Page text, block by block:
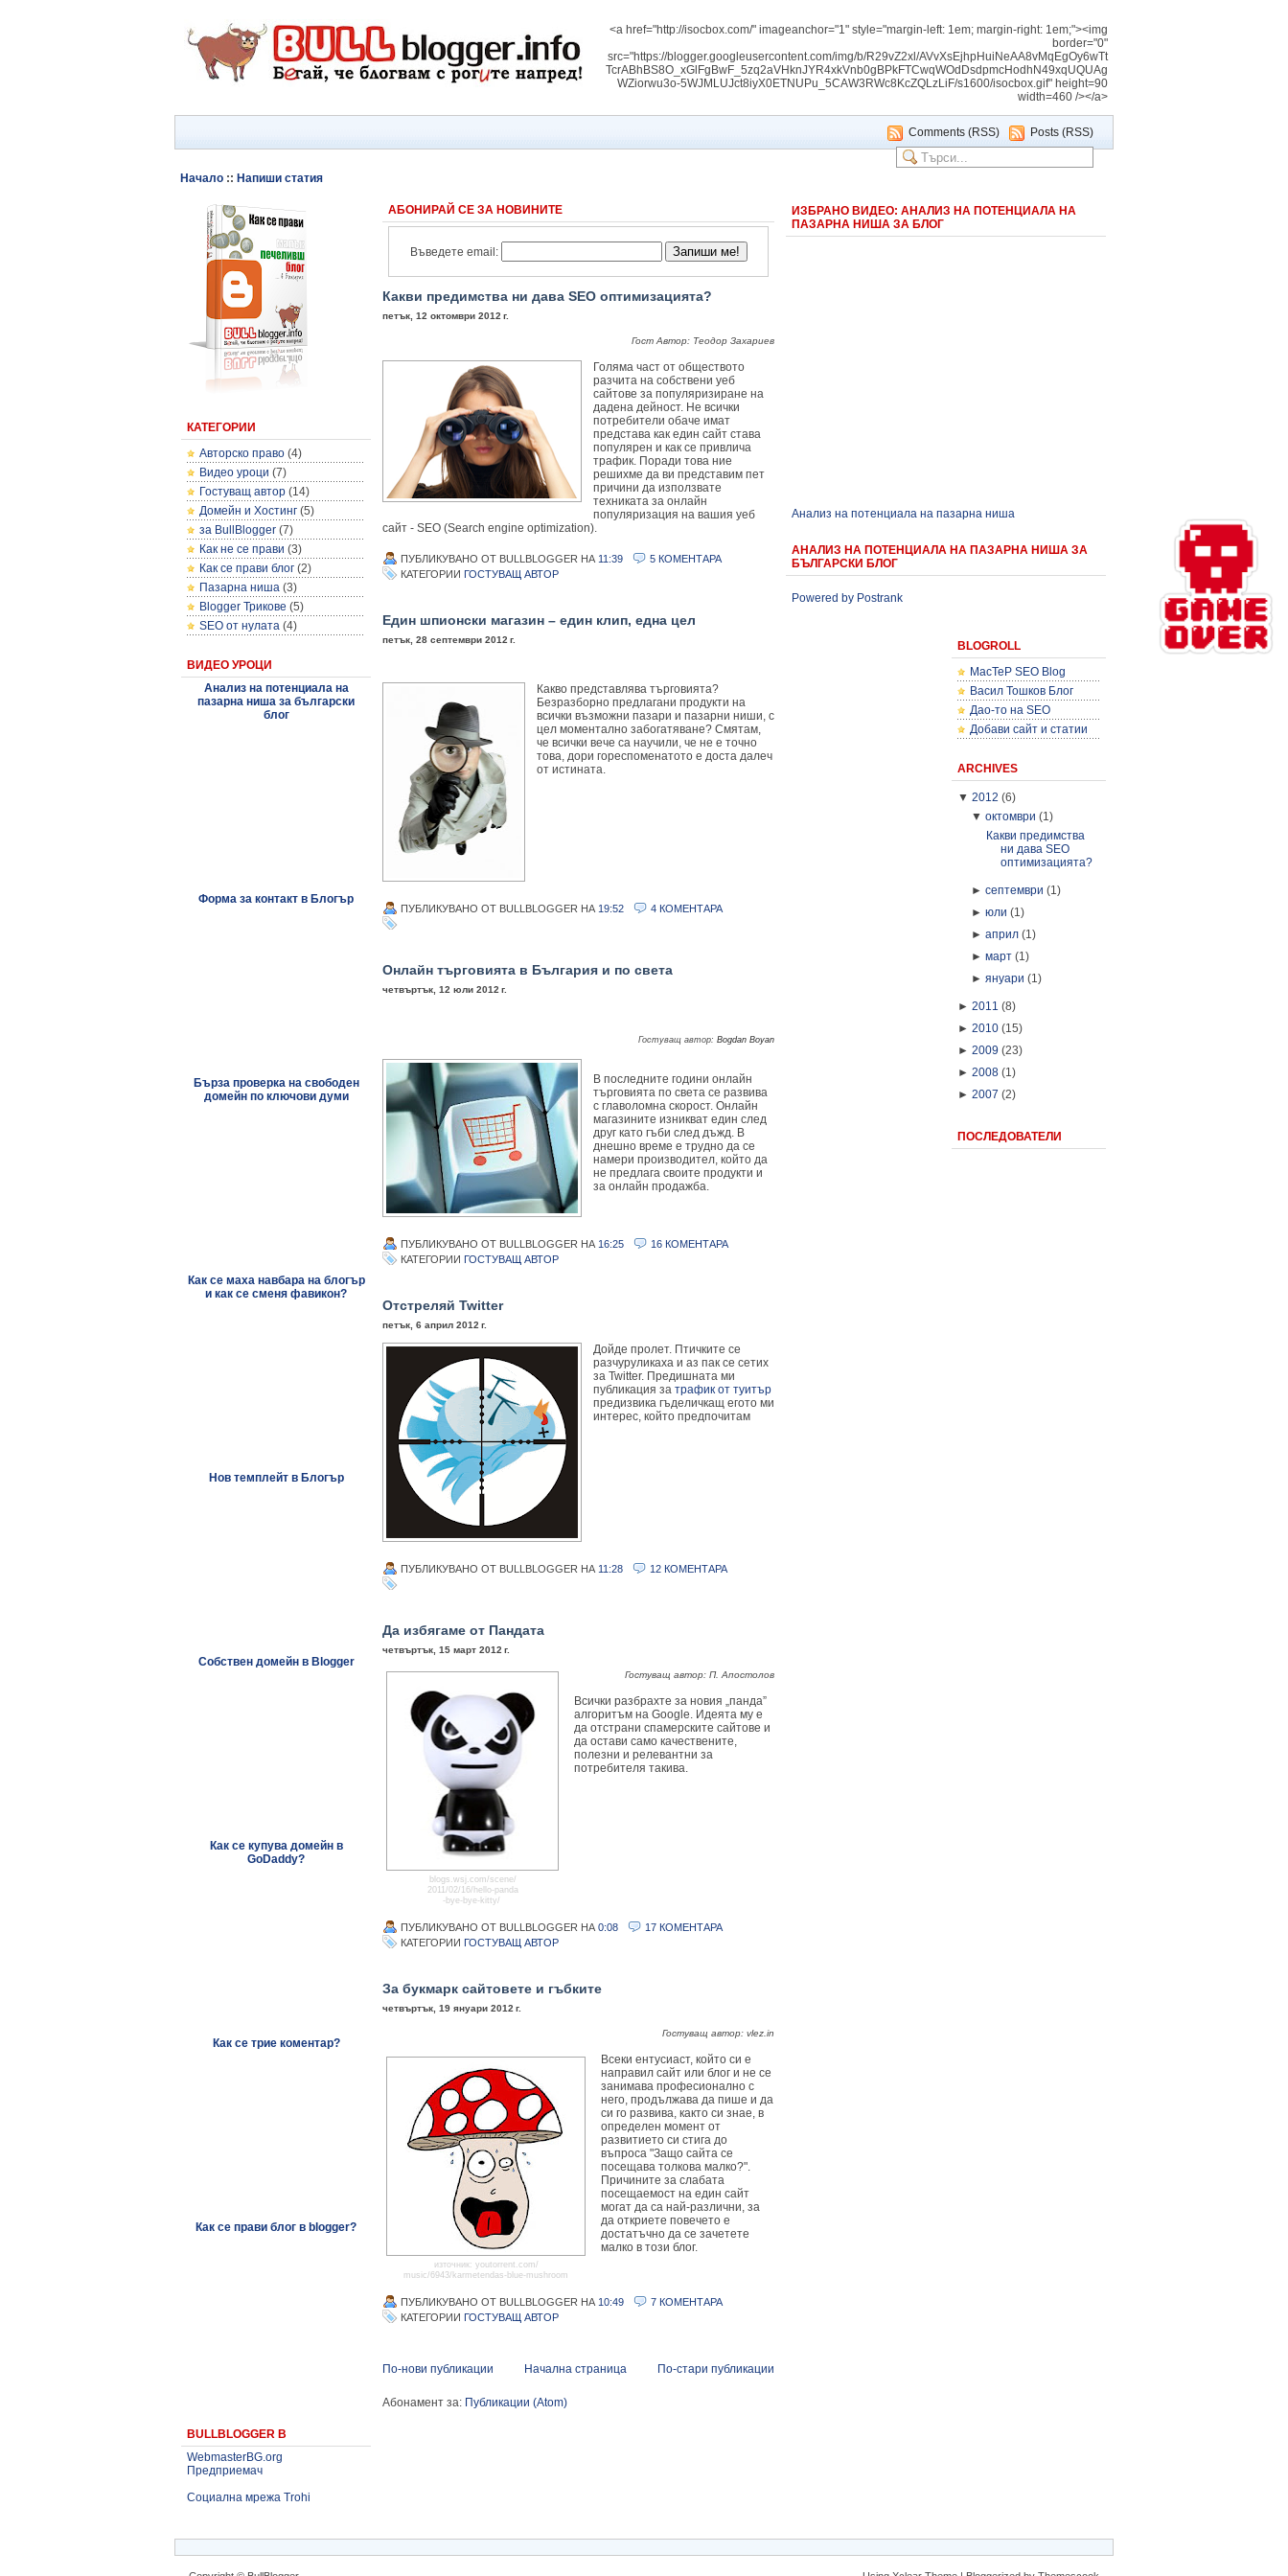
<a href="http://isocbox.com/" imageanchor="1" style="margin-left: 1em; margin-right: 1em;"><img
border="0"
src="https://blogger.googleusercontent.com/img/b/R29vZ2xl/AVvXsEjhpHuiNeAA8vMqEgOy6wTt
TcrABhBS8O_xGlFgBwF_5zq2aVHknJYR4xkVnb0gBPkFTCwqWOdDsdpmcHodhN49xqUQUAg
WZiorwu3o-5WJMLUJct8iyX0ETNUPu_5CAW3RWc8KcZQLzLiF/s1600/isocbox.gif" height=90
width=460 /></a>
Posts (RSS)
Comments (RSS)
Начало :: Напиши статия
КАТЕГОРИИ
Авторско право (4)
Видео уроци (7)
Гостуващ автор (14)
Домейн и Хостинг (5)
за BullBlogger (7)
Как не се прави (3)
Как се прави блог (2)
Пазарна ниша (3)
Blogger Трикове (5)
SEO от нулата (4)
ВИДЕО УРОЦИ
Анализ на потенциала на
пазарна ниша за български
блог
Форма за контакт в Блогър
Бърза проверка на свободен
домейн по ключови думи
Как се маха навбара на блогър
и как се сменя фавикон?
Нов темплейт в Блогър
Собствен домейн в Blogger
Как се купува домейн в
GoDaddy?
Как се трие коментар?
Как се прави блог в blogger?
BULLBLOGGER В
WebmasterBG.org
Предприемач
Социална мрежа Trohi
АБОНИРАЙ СЕ ЗА НОВИНИТЕ
Въведете email:
Какви предимства ни дава SEO оптимизацията?
петък, 12 октомври 2012 г.
Гост Автор: Теодор Захариев
Голяма част от обществото
разчита на собствени уеб
сайтове за популяризиране на
дадена дейност. Не всички
потребители обаче имат
представа как един сайт става
популярен и как се привлича
трафик. Поради това ние
решихме да ви представим пет
причини да използвате
техниката за онлайн
популяризация на вашия уеб
сайт - SEO (Search engine optimization).
ПУБЛИКУВАНО ОТ BULLBLOGGER НА 11:39
5 КОМЕНТАРА
КАТЕГОРИИ ГОСТУВАЩ АВТОР
Един шпионски магазин – един клип, една цел
петък, 28 септември 2012 г.
Какво представлява търговията?
Безразборно предлагани продукти на
всички възможни пазари и пазарни ниши, с
цел моментално забогатяване? Смятам,
че всички вече са научили, че не е точно
това, дори гореспоменатото е доста далеч
от истината.
ПУБЛИКУВАНО ОТ BULLBLOGGER НА 19:52 4 КОМЕНТАРА
Онлайн търговията в България и по света
четвъртък, 12 юли 2012 г.
Гостуващ автор: Bogdan Boyan
В последните години онлайн
търговията по света се развива
с главоломна скорост. Онлайн
магазините изникват един след
друг като гъби след дъжд. В
днешно време е трудно да се
намери производител, който да
не предлага своите продукти и
за онлайн продажба.
ПУБЛИКУВАНО ОТ BULLBLOGGER НА 16:25
16 КОМЕНТАРА
КАТЕГОРИИ ГОСТУВАЩ АВТОР
Отстреляй Twitter
петък, 6 април 2012 г.
Дойде пролет. Птичките се
разчуруликаха и аз пак се сетих
за Twitter. Предишната ми
публикация за трафик от туитър
предизвика гъделичкащ егото ми
интерес, който предпочитам
ПУБЛИКУВАНО ОТ BULLBLOGGER НА 11:28 12 КОМЕНТАРА
Да избягаме от Пандата
четвъртък, 15 март 2012 г.
blogs.wsj.com/scene/
2011/02/16/hello-panda
-bye-bye-kitty/
Гостуващ автор: П. Апостолов
Всички разбрахте за новия „панда”
алгоритъм на Google. Идеята му е
да отстрани спамерските сайтове и
да остави само качествените,
полезни и релевантни за
потребителя такива.
ПУБЛИКУВАНО ОТ BULLBLOGGER НА 0:08
17 КОМЕНТАРА
КАТЕГОРИИ ГОСТУВАЩ АВТОР
За букмарк сайтовете и гъбките
четвъртък, 19 януари 2012 г.
Гостуващ автор: vlez.in
източник: youtorrent.com/
music/6943/karmetendas-blue-mushroom
Всеки ентусиаст, който си е
направил сайт или блог и не се
занимава професионално с
него, продължава да пише и да
си го развива, както си знае, в
определен момент от
развитието си стига до
въпроса "Защо сайта се
посещава толкова малко?".
Причините за слабата
посещаемост на един сайт
могат да са най-различни, за
да откриете повечето е
достатъчно да се зачетете
малко в този блог.
ПУБЛИКУВАНО ОТ BULLBLOGGER НА 10:49
7 КОМЕНТАРА
КАТЕГОРИИ ГОСТУВАЩ АВТОР
По-нови публикации По-стари публикации
Начална страница
Абонамент за: Публикации (Atom)
ИЗБРАНО ВИДЕО: АНАЛИЗ НА ПОТЕНЦИАЛА НА
ПАЗАРНА НИША ЗА БЛОГ
Анализ на потенциала на пазарна ниша
АНАЛИЗ НА ПОТЕНЦИАЛА НА ПАЗАРНА НИША ЗА
БЪЛГАРСКИ БЛОГ
Powered by Postrank
BLOGROLL
MacTeP SEO Blog
Васил Тошков Блог
Дао-то на SEO
Добави сайт и статии
ARCHIVES
▼ 2012 (6)
▼октомври (1)
Какви предимства
ни дава SEO
оптимизацията?
►септември (1)
►юли (1)
►април (1)
►март (1)
►януари (1)
► 2011 (8)
► 2010 (15)
► 2009 (23)
► 2008 (1)
► 2007 (2)
ПОСЛЕДОВАТЕЛИ